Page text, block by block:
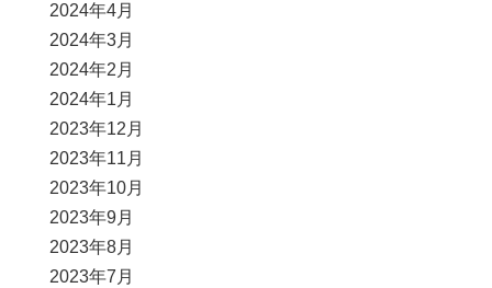
2024年4月
2024年3月
2024年2月
2024年1月
2023年12月
2023年11月
2023年10月
2023年9月
2023年8月
2023年7月